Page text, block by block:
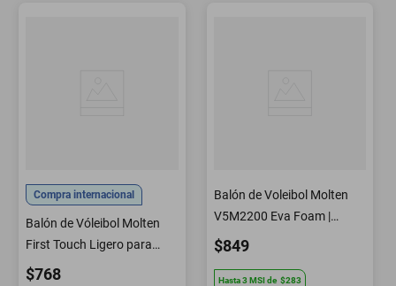
Compra internacional
Balón de Vóleibol Molten
First Touch Ligero para
Interior
$768
Balón de Voleibol Molten
V5M2200 Eva Foam |
Sporta
$849
Hasta3 MSIde $283